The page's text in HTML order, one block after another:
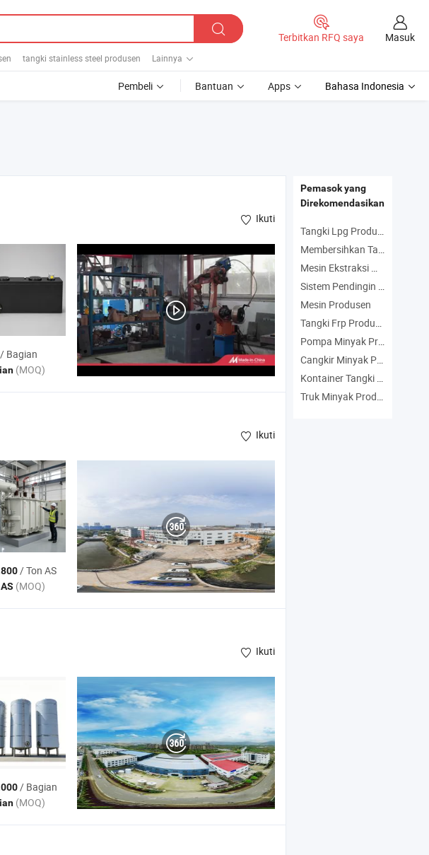
tangki stainless steel produsen Lainnya
Terbitkan RFQ saya Masuk
Pembeli Bantuan Apps Bahasa Indonesia
Ikuti
/ Bagian
(MOQ)
Ikuti
/ Ton AS
(MOQ)
Ikuti
/ Bagian
(MOQ)
Pemasok yang
Direkomendasikan
Tangki Lpg Produsen
Membersihkan Tangki Produsen
Mesin Ekstraksi Minyak Produsen
Sistem Pendingin Produsen
Mesin Produsen
Tangki Frp Produsen
Pompa Minyak Produsen
Cangkir Minyak Produsen
Kontainer Tangki Produsen
Truk Minyak Produsen